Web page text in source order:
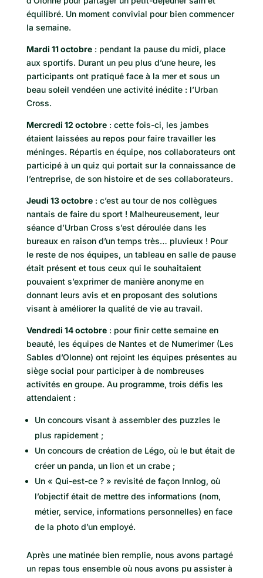
équilibré. Un moment convivial pour bien commencer
la semaine.
Mardi 11 octobre: pendant la pause du midi, place
aux sportifs. Durant un peu plus d’une heure, les
participants ont pratiqué face à la mer et sous un
beau soleil vendéen une activité inédite : l’Urban
Cross.
Mercredi 12 octobre: cette fois-ci, les jambes
étaient laissées au repos pour faire travailler les
méninges. Répartis en équipe, nos collaborateurs ont
participé à un quiz qui portait sur la connaissance de
l’entreprise, de son histoire et de ses collaborateurs.
Jeudi 13 octobre: c’est au tour de nos collègues
nantais de faire du sport ! Malheureusement, leur
séance d’Urban Cross s’est déroulée dans les
bureaux en raison d’un temps très… pluvieux ! Pour
le reste de nos équipes, un tableau en salle de pause
était présent et tous ceux qui le souhaitaient
pouvaient s’exprimer de manière anonyme en
donnant leurs avis et en proposant des solutions
visant à améliorer la qualité de vie au travail.
Vendredi 14 octobre: pour finir cette semaine en
beauté, les équipes de Nantes et de Numerimer (Les
Sables d’Olonne) ont rejoint les équipes présentes au
siège social pour participer à de nombreuses
activités en groupe. Au programme, trois défis les
attendaient :
Un concours visant à assembler des puzzles le
plus rapidement ;
Un concours de création de Légo, où le but était de
créer un panda, un lion et un crabe ;
Un « Qui-est-ce ? » revisité de façon Innlog, où
l’objectif était de mettre des informations (nom,
métier, service, informations personnelles) en face
de la photo d’un employé.
Après une matinée bien remplie, nous avons partagé
un repas tous ensemble où nous avons pu assister à